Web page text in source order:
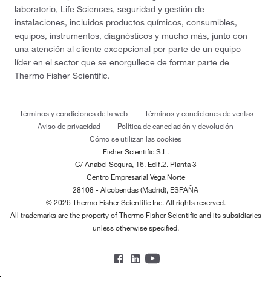
laboratorio, Life Sciences, seguridad y gestión de
instalaciones, incluidos productos químicos, consumibles,
equipos, instrumentos, diagnósticos y mucho más, junto con
una atención al cliente excepcional por parte de un equipo
líder en el sector que se enorgullece de formar parte de
Thermo Fisher Scientific.
Términos y condiciones de la web
Términos y condiciones de ventas
Aviso de privacidad
Política de cancelación y devolución
Cómo se utilizan las cookies
Fisher Scientific S.L.
C/ Anabel Segura, 16. Edif.2. Planta 3
Centro Empresarial Vega Norte
28108 - Alcobendas (Madrid), ESPAÑA
© 2026 Thermo Fisher Scientific Inc. All rights reserved.
All trademarks are the property of Thermo Fisher Scientific and its subsidiaries
unless otherwise specified.